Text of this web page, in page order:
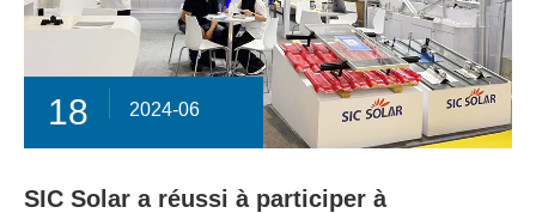
18 2024-06
SIC Solar a réussi à participer à